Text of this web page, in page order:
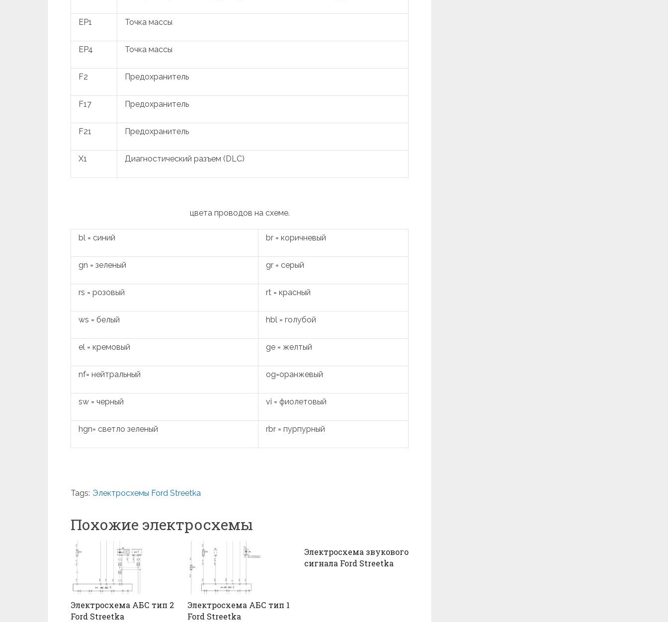
EP1 Точка массы
EP4 Точка массы
F2 Предохранитель
F17 Предохранитель
F21 Предохранитель
X1 Диагностический разъем (DLC)
цвета проводов на схеме.
bl = синий br = коричневый
gn = зеленый gr = серый
rs = розовый rt = красный
ws = белый hbl = голубой
el = кремовый ge = желтый
nf= нейтральный og=оранжевый
sw = черный vi = фиолетовый
hgn= светло зеленый rbr = пурпурный
Tags: Электросхемы Ford Streetka
Похожие электросхемы
Электросхема АБС тип 2
Ford Streetka
Электросхема АБС тип 1
Ford Streetka
Электросхема звукового
сигнала Ford Streetka